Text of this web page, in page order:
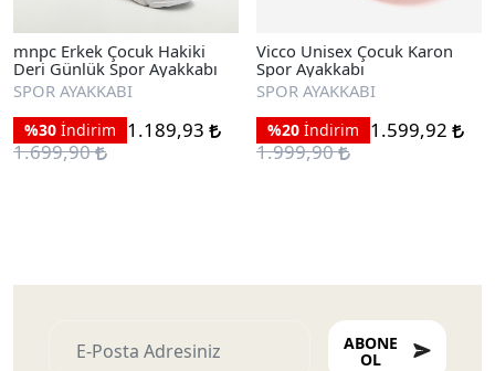
mnpc Erkek Çocuk Hakiki
Deri Günlük Spor Ayakkabı
SPOR AYAKKABI
%30 İndirim
1.189,93
1.699,90
Vicco Unisex Çocuk Karon
Spor Ayakkabı
SPOR AYAKKABI
%20 İndirim
1.599,92
1.999,90
ABONE
OL